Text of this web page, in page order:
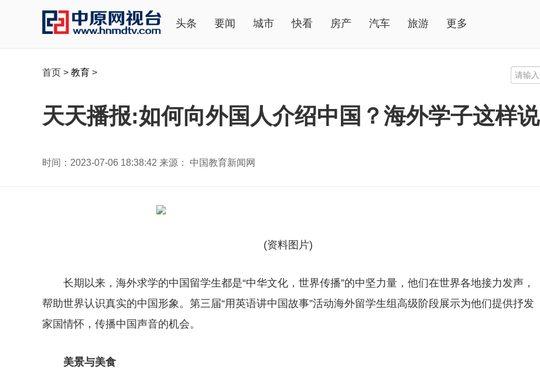
头条 要闻 城市 快看 房产 汽车 旅游 更多
首页 > 教育 >
天天播报:如何向外国人介绍中国？海外学子这样说
时间：2023-07-06 18:38:42 来源： 中国教育新闻网
(资料图片)
长期以来，海外求学的中国留学生都是“中华文化，世界传播”的中坚力量，他们在世界各地接力发声，
帮助世界认识真实的中国形象。第三届“用英语讲中国故事”活动海外留学生组高级阶段展示为他们提供抒发
家国情怀，传播中国声音的机会。
美景与美食